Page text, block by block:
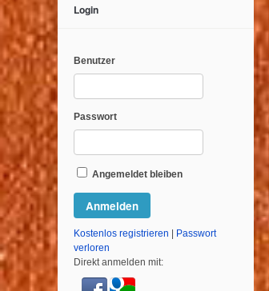
Login
Benutzer
Passwort
Angemeldet bleiben
Kostenlos registrieren
Passwort
verloren
Direkt anmelden mit: